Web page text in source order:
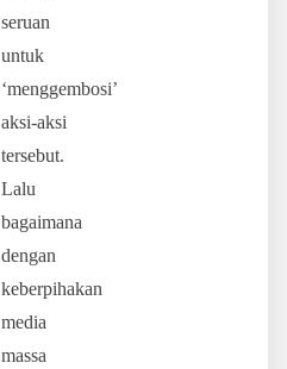
seruan
untuk
‘menggembosi’
aksi-aksi
tersebut.
Lalu
bagaimana
dengan
keberpihakan
media
massa